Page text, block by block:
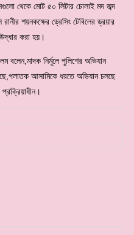
থেকে মোট ৫০ লিটার চোলাই মদ জব্দ
শয়নকক্ষের ড্রেসিং টেবিলের ড্রয়ার
করা হয়।
বলেন,মাদক নির্মূলে পুলিশের অভিযান
আসামিকে ধরতে অভিযান চলছে